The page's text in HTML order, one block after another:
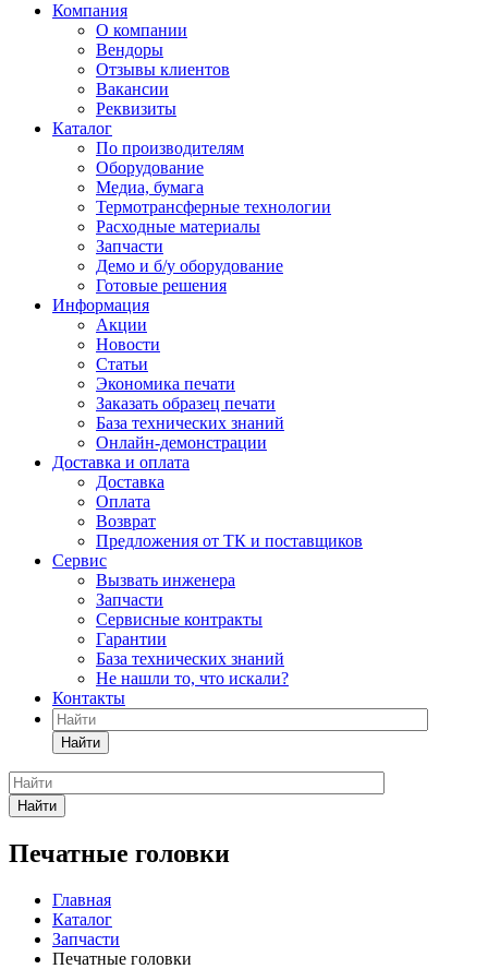
Компания
О компании
Вендоры
Отзывы клиентов
Вакансии
Реквизиты
Каталог
По производителям
Оборудование
Медиа, бумага
Термотрансферные технологии
Расходные материалы
Запчасти
Демо и б/у оборудование
Готовые решения
Информация
Акции
Новости
Статьи
Экономика печати
Заказать образец печати
База технических знаний
Онлайн-демонстрации
Доставка и оплата
Доставка
Оплата
Возврат
Предложения от ТК и поставщиков
Сервис
Вызвать инженера
Запчасти
Сервисные контракты
Гарантии
База технических знаний
Не нашли то, что искали?
Контакты
Найти
Найти
Печатные головки
Главная
Каталог
Запчасти
Печатные головки